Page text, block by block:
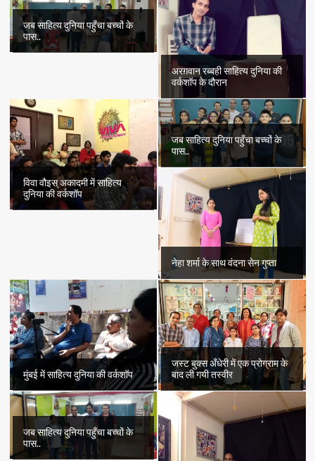
जब साहित्य दुनिया पहुँचा बच्चों के
पास..
अरग़वान रब्बही साहित्य दुनिया की
वर्कशॉप के दौरान
विवा वौइस् अकादमी में साहित्य
दुनिया की वर्कशॉप
जब साहित्य दुनिया पहुँचा बच्चों के
पास..
नेहा शर्मा के साथ वंदना सेन गुप्ता
मुंबई में साहित्य दुनिया की वर्कशॉप
जस्ट बुक्स अँधेरी में एक प्रोग्राम के
बाद ली गयी तस्वीर
जब साहित्य दुनिया पहुँचा बच्चों के
पास..